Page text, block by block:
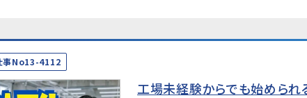
事No13-4112
工場未経験からでも始められ